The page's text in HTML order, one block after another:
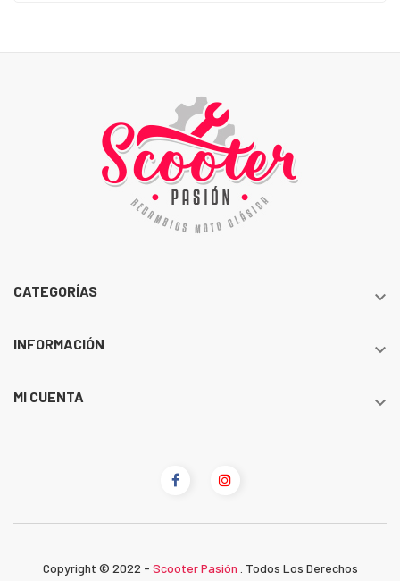
CATEGORÍAS 
INFORMACIÓN 
MI CUENTA 
Copyright © 2022 - Scooter Pasión
. Todos Los Derechos